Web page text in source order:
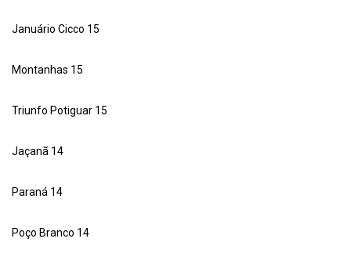
Januário Cicco 15
Montanhas 15
Triunfo Potiguar 15
Jaçanã 14
Paraná 14
Poço Branco 14